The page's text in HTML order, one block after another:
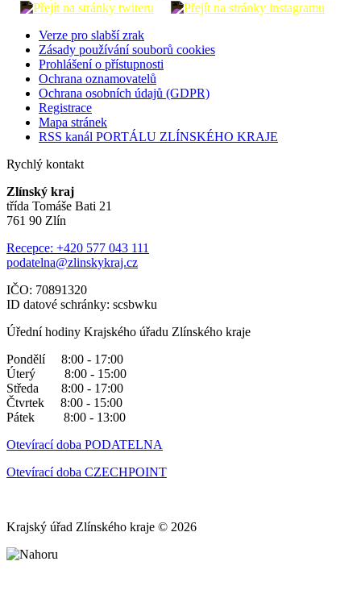
Verze pro slabší zrak
Zásady používání souborů cookies
Prohlášení o přístupnosti
Ochrana oznamovatelů
Ochrana osobních údajů (GDPR)
Registrace
Mapa stránek
RSS kanál PORTÁLU ZLÍNSKÉHO KRAJE
Rychlý kontakt
Zlínský kraj
třída Tomáše Bati 21
761 90 Zlín
Recepce: +420 577 043 111
podatelna@zlinskykraj.cz
IČO: 70891320
ID datové schránky: scsbwku
Úřední hodiny Krajského úřadu Zlínského kraje
Pondělí 8:00 - 17:00
Úterý 8:00 - 15:00
Středa 8:00 - 17:00
Čtvrtek 8:00 - 15:00
Pátek 8:00 - 13:00
Otevírací doba PODATELNA
Otevírací doba CZECHPOINT
Krajský úřad Zlínského kraje © 2026